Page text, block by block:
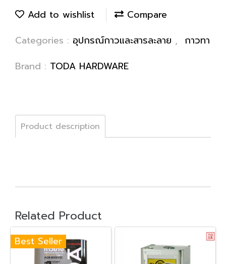
Add to wishlist
Compare
Categories : อุปกรณ์กาวและสารละลาย , กาวทา
Brand : TODA HARDWARE
Product description
Related Product
Best Seller